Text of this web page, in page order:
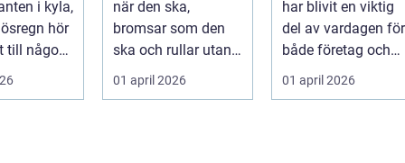
i kyla,
hör
till någon
när den ska,
bromsar som den
ska och rullar utan
konstiga ljud är
ingen självklar...
01 april 2026
privatpersoner
rätt lösning
har blivit en viktig
del av vardagen för
både företag och
01 april 2026